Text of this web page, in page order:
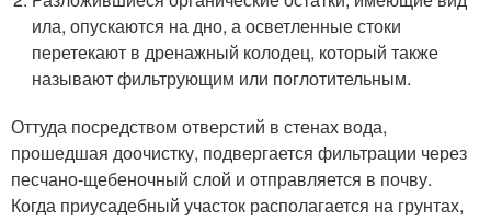
ила, опускаются на дно, а осветленные стоки
перетекают в дренажный колодец, который также
называют фильтрующим или поглотительным.
Оттуда посредством отверстий в стенах вода,
прошедшая доочистку, подвергается фильтрации через
песчано-щебеночный слой и отправляется в почву.
Когда приусадебный участок располагается на грунтах,